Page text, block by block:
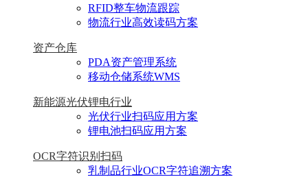
RFID整车物流跟踪
物流行业高效读码方案
资产仓库
PDA资产管理系统
移动仓储系统WMS
新能源光伏锂电行业
光伏行业扫码应用方案
锂电池扫码应用方案
OCR字符识别扫码
乳制品行业OCR字符追溯方案